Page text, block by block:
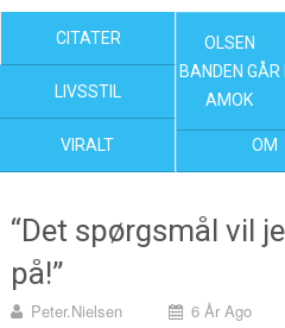
CITATER OLSEN
OLSEN
BANDEN GÅR
AMOK
LIVSSTIL
VIRALT OM
“Det spørgsmål vil
på!”
Peter.nielsen 6 År Ago